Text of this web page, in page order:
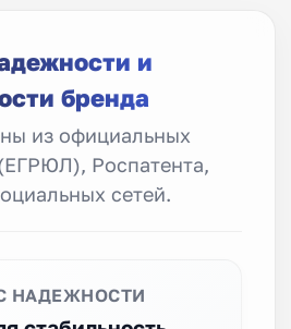
и
бренда
из официальных
Роспатента,
сетей.
НАДЕЖНОСТИ